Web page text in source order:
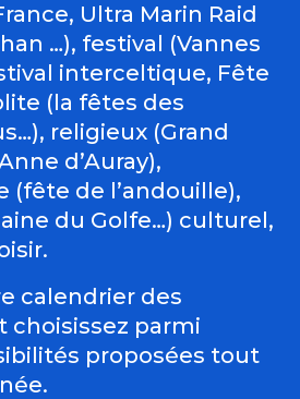
Ultra Marin Raid
…), festival (Vannes
interceltique, Fête
(la fêtes des
religieux (Grand
d’Auray),
(fête de l’andouille),
du Golfe…) culturel,
calendrier des
choisissez parmi
proposées tout